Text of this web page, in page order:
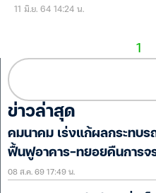
11 มิ.ย. 64 14:24 น.
1
ข่าวล่าสุด
คมนาคม เร่งแก้ผลกระทบ
ฟื้นฟูอาคาร-ทยอยคืนการจ
08 ส.ค. 69 17:49 น.